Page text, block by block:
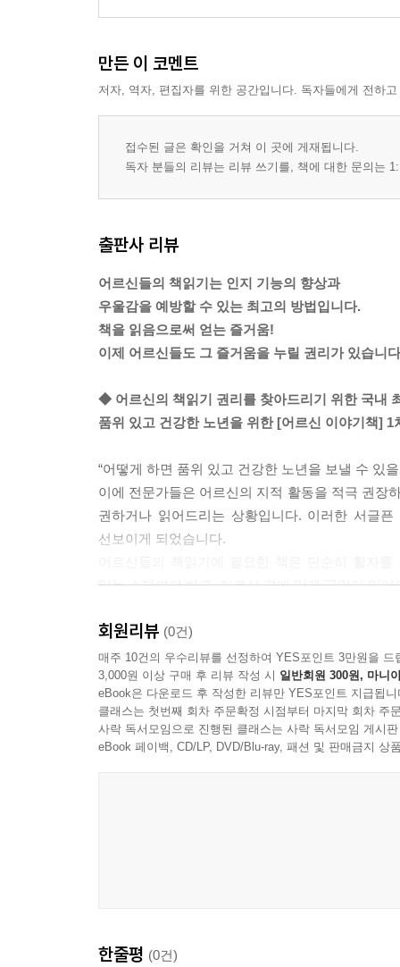
만든 이 코멘트
저자, 역자, 편집자를 위한 공간입니다. 독자들에게 전하
접수된 글은 확인을 거쳐 이 곳에 게재됩니다.
독자 분들의 리뷰는 리뷰 쓰기를, 책에 대한 문의는
출판사 리뷰
어르신들의 책읽기는 인지 기능의 향상과
우울감을 예방할 수 있는 최고의 방법입니다.
책을 읽음으로써 얻는 즐거움!
이제 어르신들도 그 즐거움을 누릴 권리가 있습니
◆ 어르신의 책읽기 권리를 찾아드리기 위한 국내
품위 있고 건강한 노년을 위한 [어르신 이야기책] 1
“어떻게 하면 품위 있고 건강한 노년을 보낼 수 있을
이에 전문가들은 어르신의 지적 활동을 적극 권장
권하거나 읽어드리는 상황입니다. 이러한 서글
선보이게 되었습니다.
있는 소재여야 하고, 어르신 격에 맞게 글맛이 있
이끌어내기에 적합한 소재의 글로 선정했으
작업했습니다.
또한 시간과 장소에 구애받지 않고 늘 곁에 두고
감안하여 읽기 쉽게 단락을 나누었습니다.
글은 우리나라를 대표하는 작가들의 작품에서
작업한 그 결과물로 40종을 출간하기에 이르렀습
회원리뷰 (0건)
매주 10건의 우수리뷰를 선정하여 YES포인트 3만원을 드
3,000원 이상 구매 후 리뷰 작성 시 일반회원 300원, 마니
eBook은 다운로드 후 작성한 리뷰만 YES포인트 지급됩니
클래스는 첫번째 회차 주문확정 시점부터 마지막 회차 주
사락 독서모임으로 진행된 클래스는 사락 독서모임 게시
eBook 페이백, CD/LP, DVD/Blu-ray, 패션 및 판매금지 상
한줄평 (0건)